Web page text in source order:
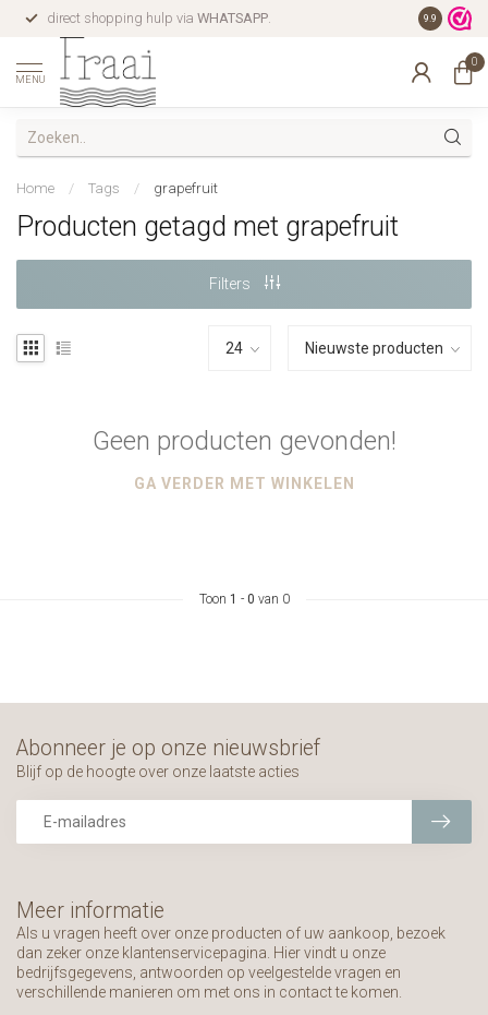
direct shopping hulp via WHATSAPP. gratis
9.9
MENU
0
Home / Tags / grapefruit
Producten getagd met grapefruit
Filters
Geen producten gevonden!
GA VERDER MET WINKELEN
Toon 1 - 0 van 0
Meer informatie
Als u vragen heeft over onze producten of uw aankoop, bezoek
dan zeker onze klantenservicepagina. Hier vindt u onze
bedrijfsgegevens, antwoorden op veelgestelde vragen en
verschillende manieren om met ons in contact te komen.
Abonneer je op onze nieuwsbrief
Blijf op de hoogte over onze laatste acties